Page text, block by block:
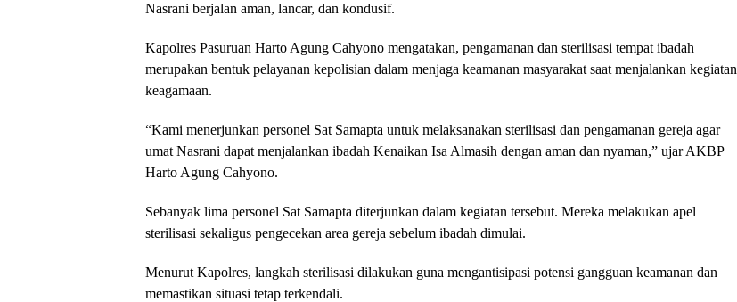
Nasrani berjalan aman, lancar, dan kondusif.
Kapolres Pasuruan Harto Agung Cahyono mengatakan, pengamanan dan sterilisasi tempat ibadah
merupakan bentuk pelayanan kepolisian dalam menjaga keamanan masyarakat saat menjalankan kegiatan
keagamaan.
“Kami menerjunkan personel Sat Samapta untuk melaksanakan sterilisasi dan pengamanan gereja agar
umat Nasrani dapat menjalankan ibadah Kenaikan Isa Almasih dengan aman dan nyaman,” ujar AKBP
Harto Agung Cahyono.
Sebanyak lima personel Sat Samapta diterjunkan dalam kegiatan tersebut. Mereka melakukan apel
sterilisasi sekaligus pengecekan area gereja sebelum ibadah dimulai.
Menurut Kapolres, langkah sterilisasi dilakukan guna mengantisipasi potensi gangguan keamanan dan
memastikan situasi tetap terkendali.